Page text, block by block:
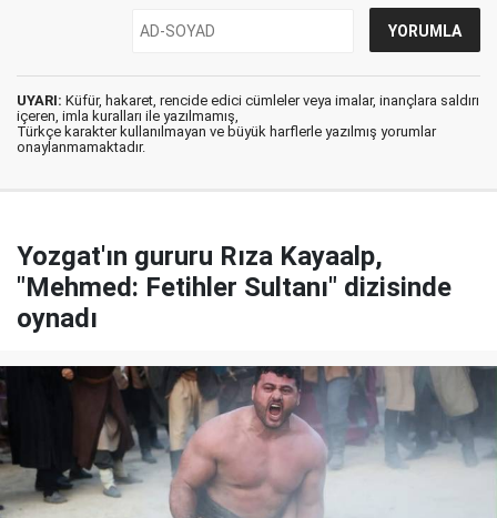
UYARI: Küfür, hakaret, rencide edici cümleler veya imalar, inançlara saldırı
içeren, imla kuralları ile yazılmamış,
Türkçe karakter kullanılmayan ve büyük harflerle yazılmış yorumlar
onaylanmamaktadır.
Yozgat'ın gururu Rıza Kayaalp,
"Mehmed: Fetihler Sultanı" dizisinde
oynadı